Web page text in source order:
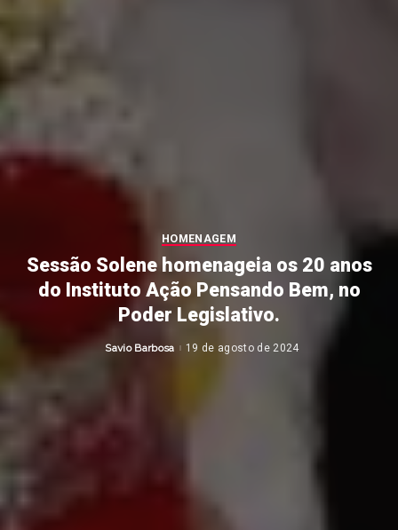
HOMENAGEM
Sessão Solene homenageia os 20 anos
do Instituto Ação Pensando Bem, no
Poder Legislativo.
Posted
Savio Barbosa 19 de agosto de 2024